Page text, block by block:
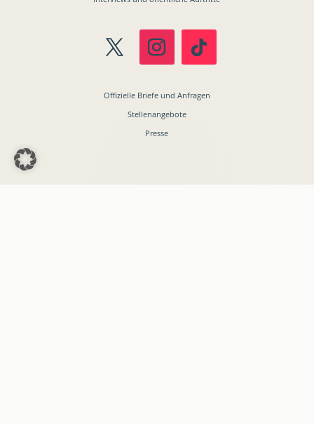
Offizielle Briefe und Anfragen
Stellenangebote
Presse